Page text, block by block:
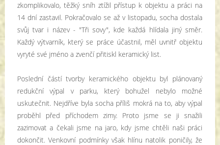
zkomplikovalo, těžký sníh ztížil přístup k objektu a práci na
14 dní zastavil. Pokračovalo se až v listopadu, socha dostala
svůj tvar i název - "Tři sovy", kde každá hlídala jiný směr.
Každý výtvarník, který se práce účastnil, měl uvnitř objektu
vyryté své jméno a zvenčí přitiskl keramický list.
Poslední částí tvorby keramického objektu byl plánovaný
redukční výpal v parku, který bohužel nebylo možné
uskutečnit. Nejdříve byla socha příliš mokrá na to, aby výpal
proběhl před příchodem zimy. Proto jsme se ji snažili
zazimovat a čekali jsme na jaro, kdy jsme chtěli naši práci
dokončit. Venkovní podmínky však hlínu natolik poničily, že